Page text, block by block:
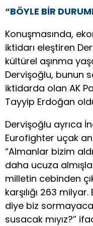
“BÖYLE BİR
Konuşmasında,
iktidarı eleştiren
kültürel aşınma
Dervişoğlu, bunun
iktidarda olan AK
Tayyip Erdoğan
Dervişoğlu ayrıca
Eurofighter uçak
“Almanlar bizim
daha ucuza
milletin cebinden
karşılığı 263
diye biz
susacak mıyız?”